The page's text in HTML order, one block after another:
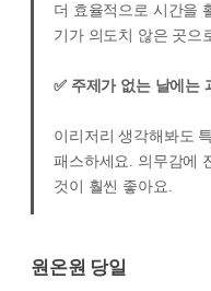
더 효율적으로 시간을
기가 의도치 않은 곳으
✅ 주제가 없는 날에는
이리저리 생각해봐도
패스하세요. 의무감에
것이 훨씬 좋아요.
원온원 당일